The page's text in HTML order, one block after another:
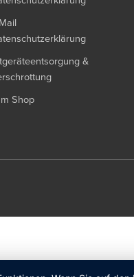
&
Shop